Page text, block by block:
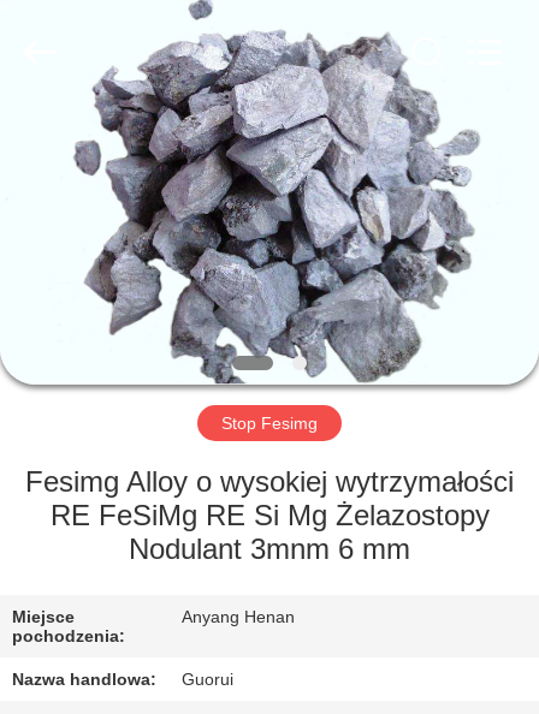
PRODUKTY
WYCIECZKA
FABRYCE
KONTROLA
SKONTAKTUJ
ferroalloymetal.com.
Stop Fesimg
Fesimg Alloy o wysokiej wytrzymałości
RE FeSiMg RE Si Mg Żelazostopy
Nodulant 3mnm 6 mm
Miejsce
pochodzenia:
Anyang Henan
Nazwa handlowa: Guorui